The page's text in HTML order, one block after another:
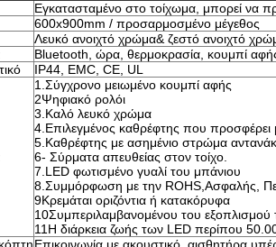
Εγκατασταμένο στο τοίχωμα, μπορεί να
600x900mm / προσαρμοσμένο μέγεθος
Λευκό ανοιχτό χρώμα& ζεστό ανοιχτό
Bluetooth, ώρα, θερμοκρασία, κουμπί
IP44, EMC, CE, UL
1.Σύγχρονο μειωμένο κουμπί αφής
2Ψηφιακό ρολόι
3.Καλό λευκό χρώμα
4.Επιλεγμένος καθρέφτης που προσφέρει
5.Καθρέφτης με ασημένιο στρώμα
6- Σύρματα απευθείας στον τοίχο.
7.LED φωτισμένο γυαλί του μπάνιου
8.Συμμόρφωση με την ROHS,Ασφαλής,
9Κρεμάται οριζόντια ή κατακόρυφα
10Συμπεριλαμβανομένου του εξοπλισμού
11Η διάρκεια ζωής των LED περίπου